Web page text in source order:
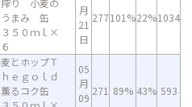
搾り 小麦の
うまみ 缶
３５０ｍｌ×
６
月
21
日
277101%22%1034
麦とホップＴ
ｈｅｇｏｌｄ
薫るコク缶
05
月
09
271 89% 43% 593